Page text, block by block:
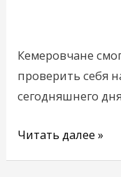
Кемеровчане
проверить себя
сегодняшнего
Читать далее »